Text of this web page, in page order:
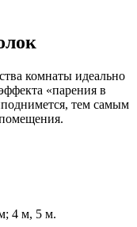
комнаты идеально
«парения в
тем самым
4 м, 5 м.